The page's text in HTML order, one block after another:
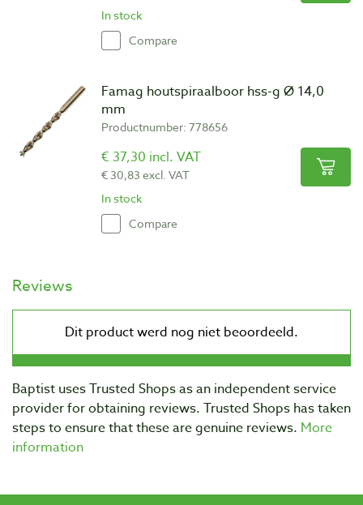
In stock
Compare
Famag houtspiraalboor hss-g Ø 14,0
mm
Productnumber: 778656
€ 37,30 incl. VAT
€ 30,83 excl. VAT
In stock
Compare
Reviews
Baptist uses Trusted Shops as an independent service
provider for obtaining reviews. Trusted Shops has taken
steps to ensure that these are genuine reviews. More
information